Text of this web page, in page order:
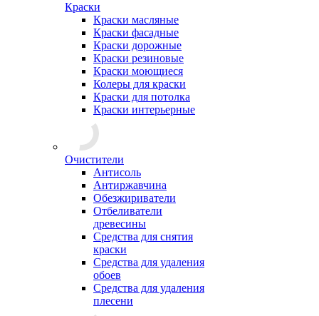
Краски
Краски масляные
Краски фасадные
Краски дорожные
Краски резиновые
Краски моющиеся
Колеры для краски
Краски для потолка
Краски интерьерные
Очистители
Антисоль
Антиржавчина
Обезжириватели
Отбеливатели
древесины
Средства для снятия
краски
Средства для удаления
обоев
Средства для удаления
плесени